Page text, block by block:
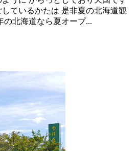
ているかたは 是非夏の北海道観
の北海道なら夏オープ...